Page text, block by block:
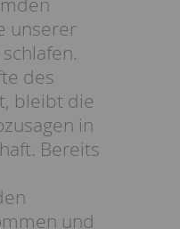
unserer
des
bleibt die
in
Bereits
und